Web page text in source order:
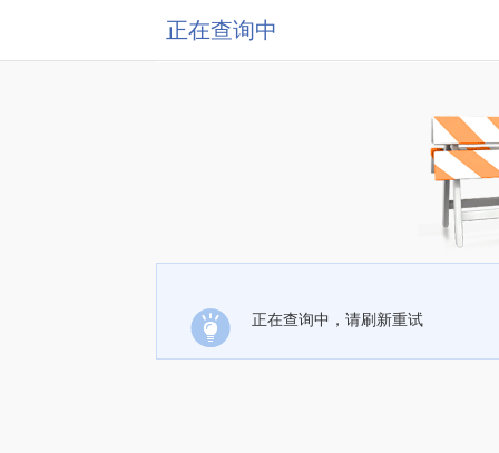
正在查询中
正在查询中，请刷新重试